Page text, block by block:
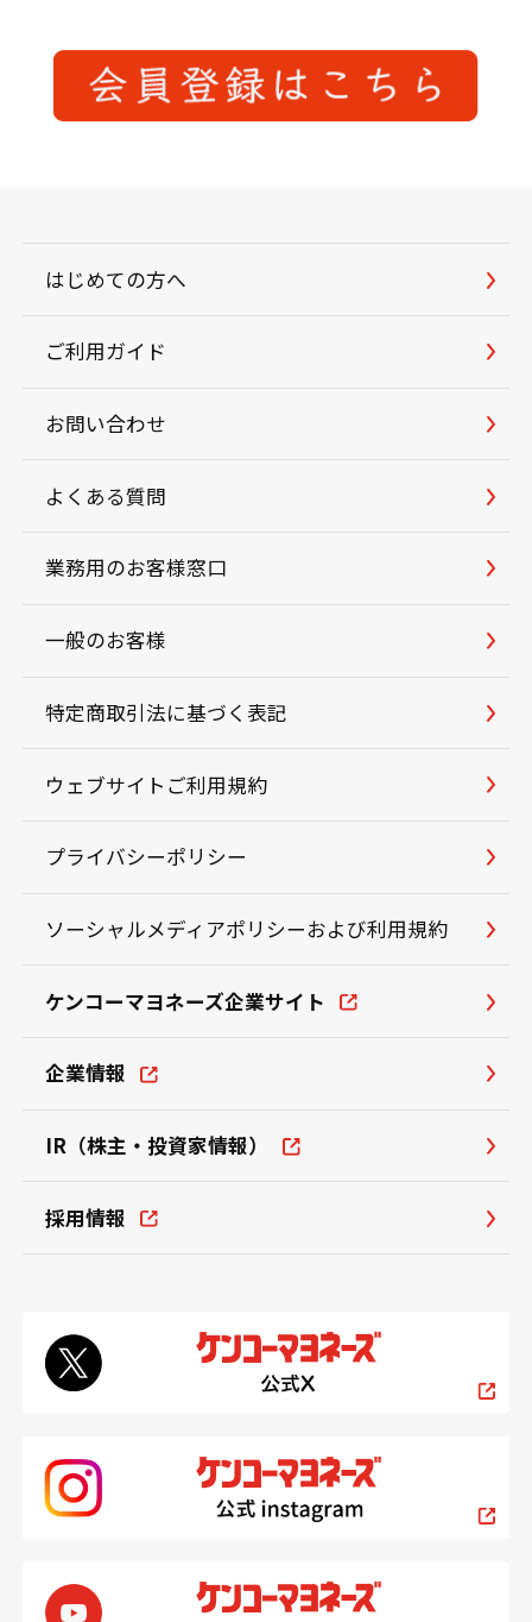
はじめての方へ
ご利用ガイド
お問い合わせ
よくある質問
業務用のお客様窓口
一般のお客様
特定商取引法に基づく表記
ウェブサイトご利用規約
プライバシーポリシー
ソーシャルメディアポリシーおよび利用規約
ケンコーマヨネーズ企業サイト
企業情報
IR（株主・投資家情報）
採用情報